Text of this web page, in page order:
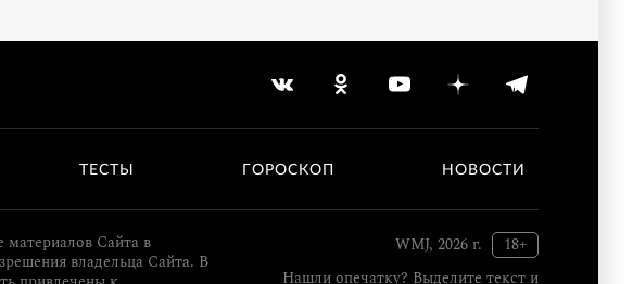
ТЕСТЫ ГОРОСКОП НОВОСТИ
WMJ, 2026 г.
18+
Нашли опечатку? Выделите текст и
Сайта в
владельца Сайта. В